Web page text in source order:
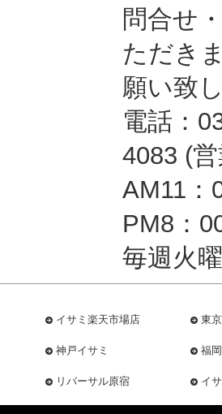
問合せ
ただき
願い致
電話：
4083 (
AM11：
PM8：
毎週火
イサミ楽天市場店 東
神戸イサミ 福
リバーサル原宿 イ